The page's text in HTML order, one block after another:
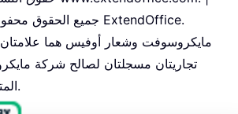
جميع الحقوق محفوظة. مدعوم بواسطة ExtendOffice.
مايكروسوفت وشعار أوفيس هما علامتان
تجاريتان مسجلتان لصالح شركة
المتحدة و/أو دول أخرى.